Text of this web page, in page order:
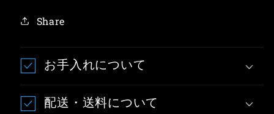
Share
お手入れについて
配送・送料について